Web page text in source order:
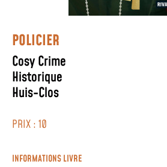
POLICIER
Cosy Crime
Historique
Huis-Clos
PRIX : 10
INFORMATIONS LIVRE